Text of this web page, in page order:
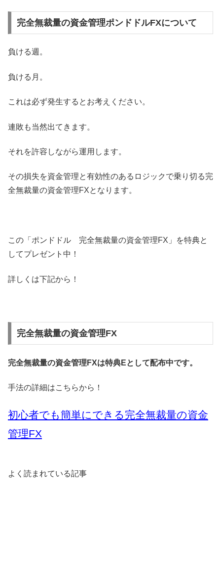
完全無裁量の資金管理ポンドドルFXについて
負ける週。
負ける月。
これは必ず発生するとお考えください。
連敗も当然出てきます。
それを許容しながら運用します。
その損失を資金管理と有効性のあるロジックで乗り切る完
全無裁量の資金管理FXとなります。
この「ポンドドル 完全無裁量の資金管理FX」を特典と
してプレゼント中！
詳しくは下記から！
完全無裁量の資金管理FX
完全無裁量の資金管理FXは特典Eとして配布中です。
手法の詳細はこちらから！
初心者でも簡単にできる完全無裁量の資金
管理FX
よく読まれている記事